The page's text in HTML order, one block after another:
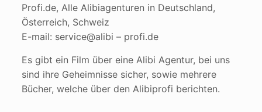
Profi.de, Alle Alibiagenturen in Deutschland,
Österreich, Schweiz
E-mail: service@alibi – profi.de
Es gibt ein Film über eine Alibi Agentur, bei uns
sind ihre Geheimnisse sicher, sowie mehrere
Bücher, welche über den Alibiprofi berichten.